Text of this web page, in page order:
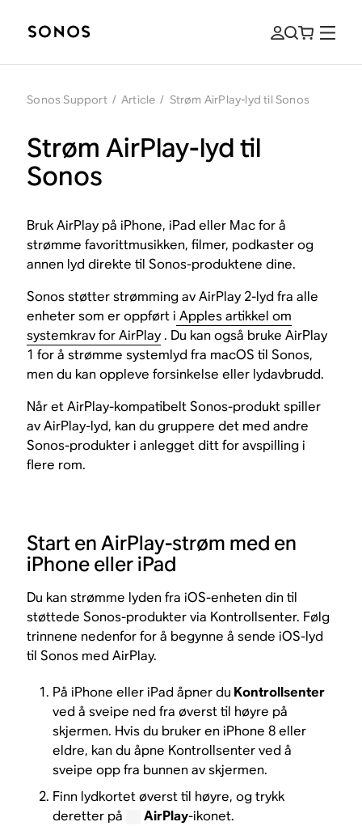
Sonos Support / Article / Strøm AirPlay-lyd til Sonos
Strøm AirPlay-lyd til
Sonos
Bruk AirPlay på iPhone, iPad eller Mac for å
strømme favorittmusikken, filmer, podkaster og
annen lyd direkte til Sonos-produktene dine.
Sonos støtter strømming av AirPlay 2-lyd fra alle
enheter som er oppført i Apples artikkel om
systemkrav for AirPlay. Du kan også bruke AirPlay
1 for å strømme systemlyd fra macOS til Sonos,
men du kan oppleve forsinkelse eller lydavbrudd.
Når et AirPlay-kompatibelt Sonos-produkt spiller
av AirPlay-lyd, kan du gruppere det med andre
Sonos-produkter i anlegget ditt for avspilling i
flere rom.
Start en AirPlay-strøm med en
iPhone eller iPad
Du kan strømme lyden fra iOS-enheten din til
støttede Sonos-produkter via Kontrollsenter. Følg
trinnene nedenfor for å begynne å sende iOS-lyd
til Sonos med AirPlay.
På iPhone eller iPad åpner du Kontrollsenter
ved å sveipe ned fra øverst til høyre på
skjermen. Hvis du bruker en iPhone 8 eller
eldre, kan du åpne Kontrollsenter ved å
sveipe opp fra bunnen av skjermen.
Finn lydkortet øverst til høyre, og trykk
deretter på
AirPlay-ikonet.